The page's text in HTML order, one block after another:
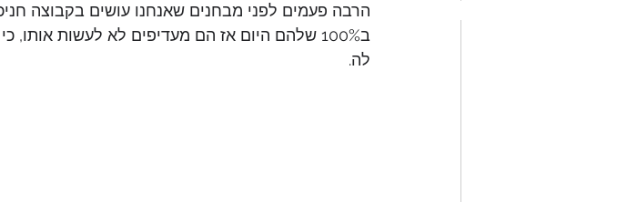
הרבה פעמים לפני מבחנים שאנחנו עושים בקבוצה
ב100% שלהם היום אז הם מעדיפים לא לעשות
לה.